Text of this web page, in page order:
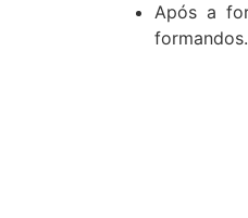
Após a
formandos.